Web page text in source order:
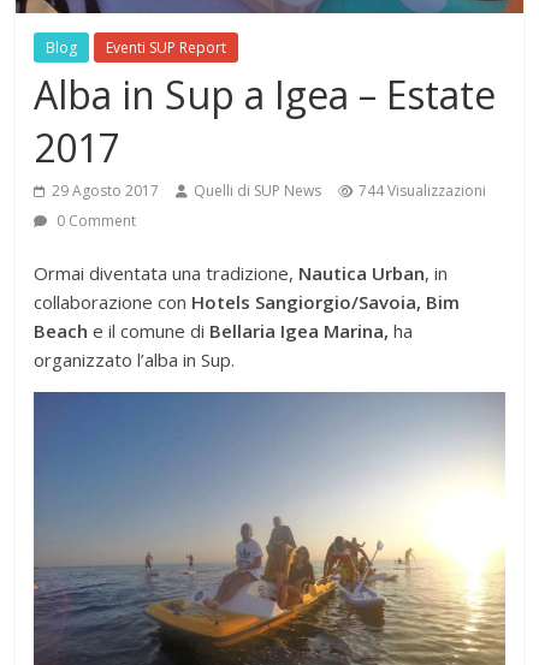
Blog Eventi SUP Report
Alba in Sup a Igea – Estate
2017
29 Agosto 2017 Quelli di SUP News
744 Visualizzazioni
0 Comment
Ormai diventata una tradizione, Nautica Urban, in
collaborazione con Hotels Sangiorgio/Savoia, Bim
Beach e il comune di Bellaria Igea Marina, ha
organizzato l’alba in Sup.